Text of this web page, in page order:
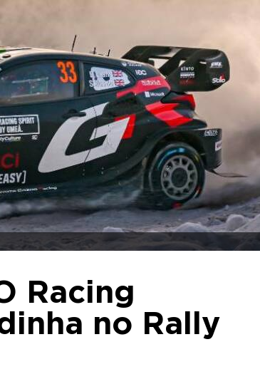
Racing
no Rally